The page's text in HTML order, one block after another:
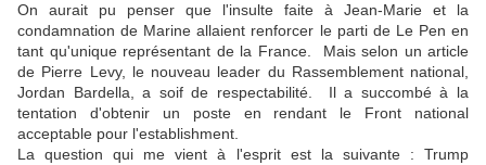
On aurait pu penser que l'insulte faite à Jean-Marie et la
condamnation de Marine allaient renforcer le parti de Le Pen en
tant qu'unique représentant de la France. Mais selon un article
de Pierre Levy, le nouveau leader du Rassemblement national,
Jordan Bardella, a soif de respectabilité. Il a succombé à la
tentation d'obtenir un poste en rendant le Front national
acceptable pour l'establishment.
La question qui me vient à l'esprit est la suivante : Trump